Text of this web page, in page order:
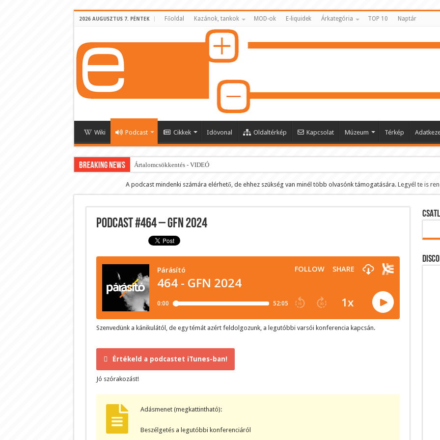
2026 AUGUSZTUS 7. PÉNTEK Főoldal Kazánok, tankok MOD-ok E-liquidek Árkategória TOP 10 Naptár
Wiki Podcast Cikkek Idövonal Oldaltérkép Kapcsolat Múzeum Térkép
BREAKING NEWS Ártalomcsökkentés - VIDEÓ
E-cigi használati szokások 2.0
Android Podcast alkalmazás letöltése
A podcast mindenki számára elérhető, de ehhez szükség van minél több olvasónk támogatására. Legyél te is
Podcast #464 – GFN 2024
Szenvedünk a kánikulától, de egy témát azért feldolgozunk, a legutóbbi varsói konferencia kapcsán.
Értékeld a podcastet iTunes-ban!
Jó szórakozást!
Adásmenet (megkattintható):
Beszélgetés a legutóbbi konferenciáról